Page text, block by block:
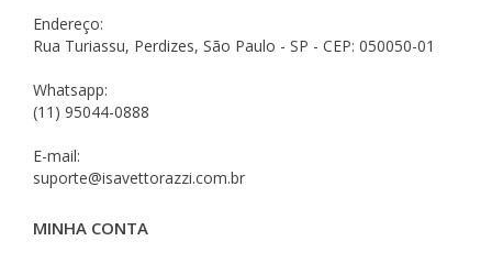
Endereço:
Rua Turiassu, Perdizes, São Paulo - SP - CEP: 050050-01
Whatsapp:
(11) 95044-0888
E-mail:
suporte@isavettorazzi.com.br
MINHA CONTA